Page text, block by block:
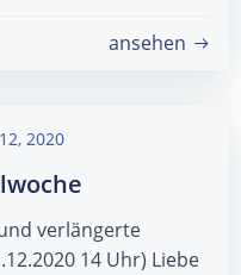
ansehen
2020
verlängerte
14 Uhr) Liebe